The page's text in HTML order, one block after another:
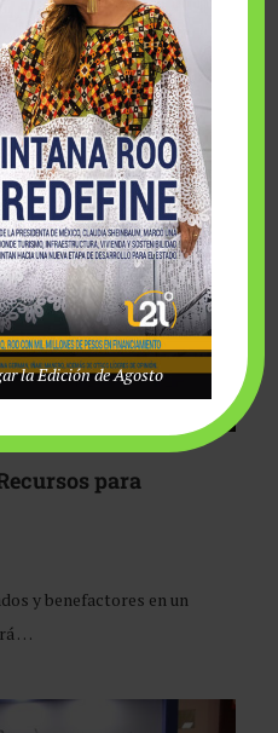
México unieron
deseo de una …
para
y benefactores en un
…
la Edición de Agosto